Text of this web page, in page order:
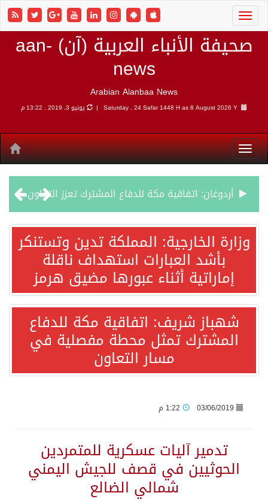
صحيفة الأنباء العربية (آن) aan-
news
Arabian Alanbaa News
Saturday , 24 Safar 1448 H as8 August 2026 Y | يونيو 3, 2019 , 13:22 م
أردوغان: اتفاقية مكة للدفاع المشترك تعزز التعاون الأمني ولا تستهدف أي دولة
سمو وزير الخارجية : اتفاقية مكة تعكس الإرادة السياسية لحماية أمن المنطقة
قفزة عالمية جديدة لتخصصات «الإعلام» بالأكاديمية العربية هيئة AQAS الألمانية تمنح برامج الإعلام بالأكاديمية العربية الاعتماد غير المشروط وفق المعايير الأوروبية..
وزير الخارجية السعودي: جميع إجراءات إسرائيل الأحادية في أراضي فلسطين باطلة
وزارة الخارجية: المملكة تدين وتستنكر
بأشد العبارات استهداف ناقلة
إماراتية أثناء عبورها مضيق هرمز
شهباز شريف: اتفاقية مكة للدفاع
المشترك تمثل محطة مفصلية في
مسار التعاون
03/06/2019
تدمير آليات عسكرية للمتمردين
الحوثيين في قصف للجيش اليمني
شمالي الضالع